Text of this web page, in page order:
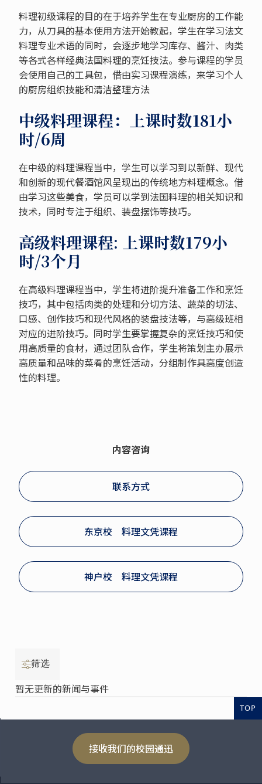
料理初级课程的目的在于培养学生在专业厨房的工作能
力，从刀具的基本使用方法开始教起，学生在学习法文
料理专业术语的同时，会逐步地学习库存、酱汁、肉类
等各式各样经典法国料理的烹饪技法。参与课程的学员
会使用自己的工具包，借由实习课程演练，来学习个人
的厨房组织技能和清洁整理方法
中级料理课程：上课时数181小
时/6周
在中级的料理课程当中，学生可以学习到以新鲜、现代
和创新的现代餐酒馆风呈现出的传统地方料理概念。借
由学习这些美食，学员可以学到法国料理的相关知识和
技术，同时专注于组织、装盘摆饰等技巧。
高级料理课程: 上课时数179小
时/3个月
在高级料理课程当中，学生将进阶提升准备工作和烹饪
技巧，其中包括肉类的处理和分切方法、蔬菜的切法、
口感、创作技巧和现代风格的装盘技法等，与高级班相
对应的进阶技巧。同时学生要掌握复杂的烹饪技巧和使
用高质量的食材，通过团队合作，学生将策划主办展示
高质量和品味的菜肴的烹饪活动，分组制作具高度创造
性的料理。
内容咨询
联系方式
东京校 料理文凭课程
神户校 料理文凭课程
筛选
暂无更新的新闻与事件
TOP
接收我们的校园通迅